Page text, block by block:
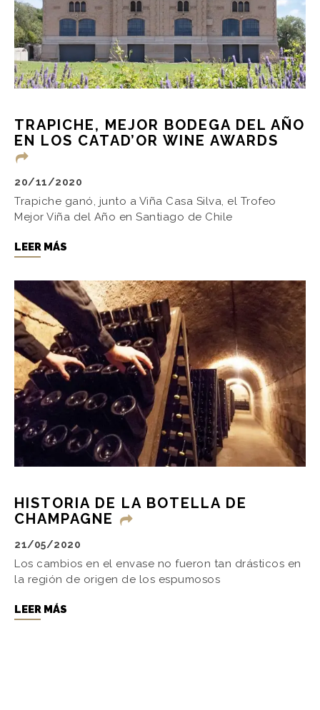
TRAPICHE, MEJOR BODEGA DEL AÑO
EN LOS CATAD’OR WINE AWARDS
20/11/2020
Trapiche ganó, junto a Viña Casa Silva, el Trofeo
Mejor Viña del Año en Santiago de Chile
LEER MÁS
HISTORIA DE LA BOTELLA DE
CHAMPAGNE
21/05/2020
Los cambios en el envase no fueron tan drásticos en
la región de origen de los espumosos
LEER MÁS